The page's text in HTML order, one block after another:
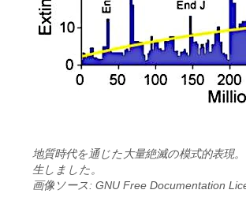
地質時代を通じた大量絶滅の模式的表現
生しました。
画像ソース: GNU Free Documentation